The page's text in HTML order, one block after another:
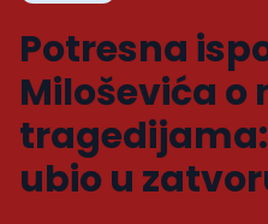
Potresna
Miloševića o
ubio u